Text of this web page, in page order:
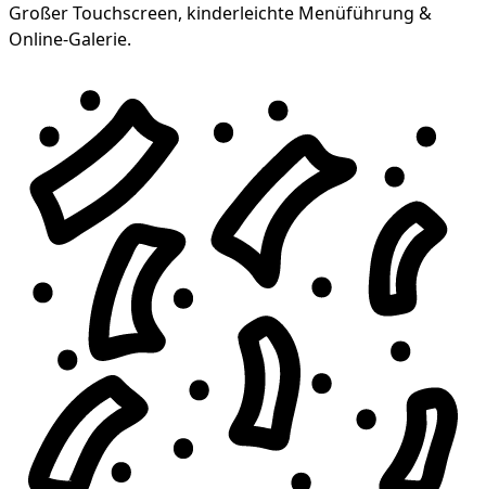
Großer Touchscreen, kinderleichte Menüführung &
Online-Galerie.